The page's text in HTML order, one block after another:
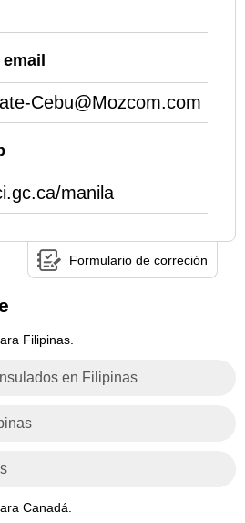
Cebu@Mozcom.com
manila
Formulario de correción
Filipinas.
en Filipinas
Canadá.